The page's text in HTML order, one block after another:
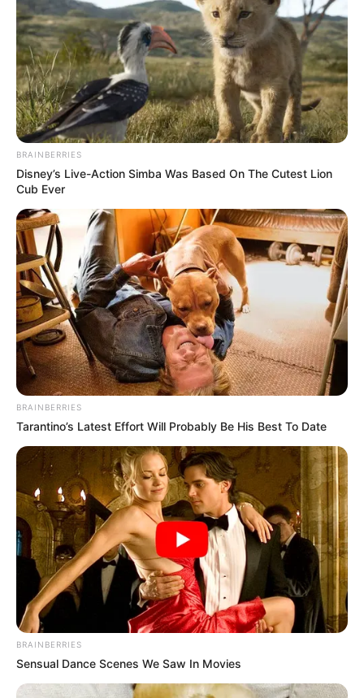
BRAINBERRIES
Disney’s Live-Action Simba Was Based On The Cutest Lion
Cub Ever
BRAINBERRIES
Tarantino’s Latest Effort Will Probably Be His Best To Date
BRAINBERRIES
Sensual Dance Scenes We Saw In Movies